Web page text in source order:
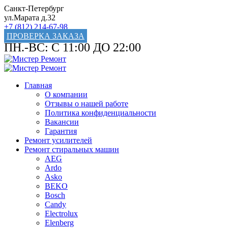
Санкт-Петербург
ул.Марата д.32
+7 (812) 214-67-98
ПРОВЕРКА ЗАКАЗА
ПН.-ВС: С 11:00 ДО 22:00
Главная
О компании
Отзывы о нашей работе
Политика конфиденциальности
Вакансии
Гарантия
Ремонт усилителей
Ремонт стиральных машин
AEG
Ardo
Asko
BEKO
Bosch
Candy
Electrolux
Elenberg